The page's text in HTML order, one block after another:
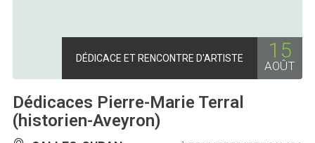
DÉDICACE ET RENCONTRE D'ARTISTE 15
AOÛT
Dédicaces Pierre-Marie Terral
(historien-Aveyron)